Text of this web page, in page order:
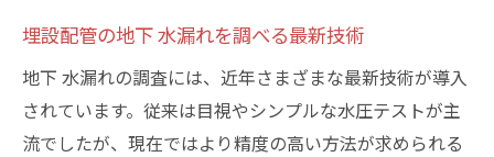
埋設配管の地下 水漏れを調べる最新技術
地下 水漏れの調査には、近年さまざまな最新技術が導入
されています。従来は目視やシンプルな水圧テストが主
流でしたが、現在ではより精度の高い方法が求められる